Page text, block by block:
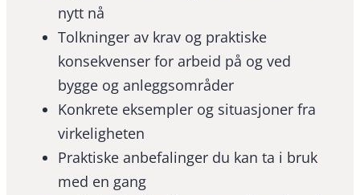
nytt nå
Tolkninger av krav og praktiske
konsekvenser for arbeid på og ved
bygge og anleggsområder
Konkrete eksempler og situasjoner fra
virkeligheten
Praktiske anbefalinger du kan ta i bruk
med en gang